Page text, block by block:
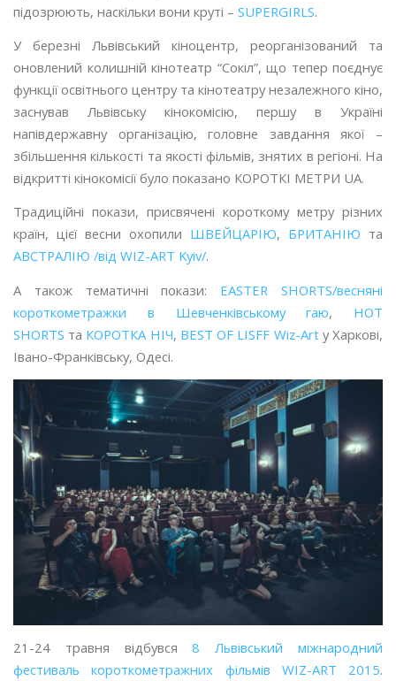
підозрюють, наскільки вони круті – SUPERGIRLS.
У березні Львівський кіноцентр, реорганізований та
оновлений колишній кінотеатр “Сокіл”, що тепер поєднує
функції освітнього центру та кінотеатру незалежного кіно,
заснував Львівську кінокомісію, першу в Україні
напівдержавну організацію, головне завдання якої –
збільшення кількості та якості фільмів, знятих в регіоні. На
відкритті кінокомісії було показано КОРОТКІ МЕТРИ UA.
Традиційні покази, присвячені короткому метру різних
країн, цієї весни охопили ШВЕЙЦАРІЮ, БРИТАНІЮ та
АВСТРАЛІЮ /від WIZ-ART Kyiv/.
А також тематичні покази: EASTER SHORTS/весняні
короткометражки в Шевченківському гаю, HOT
SHORTS та КОРОТКА НІЧ, BEST OF LISFF Wiz-Artу Харкові,
Івано-Франківську, Одесі.
21-24 травня відбувся8 Львівський міжнародний
фестиваль короткометражних фільмів WIZ-ART 2015.